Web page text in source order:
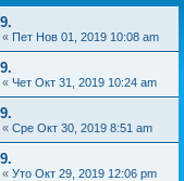
« Пет Нов 01, 2019 10:08 am
« Чет Окт 31, 2019 10:24 am
« Сре Окт 30, 2019 8:51 am
« Уто Окт 29, 2019 12:06 pm